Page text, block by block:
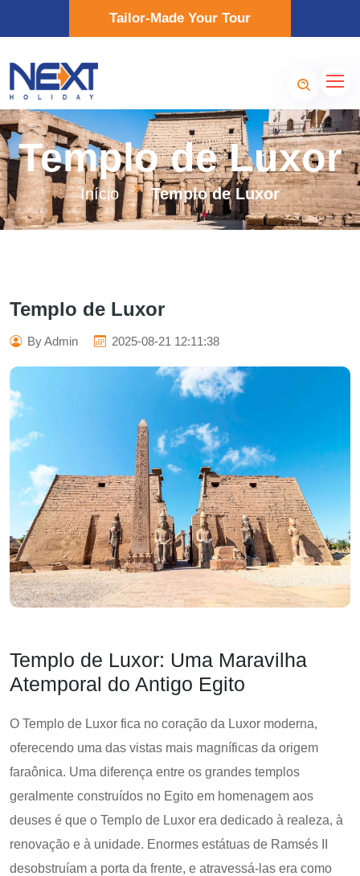
Tailor-Made Your Tour
Templo de Luxor
Início Templo de Luxor
Templo de Luxor
By Admin 2025-08-21 12:11:38
Templo de Luxor: Uma Maravilha
Atemporal do Antigo Egito
O Templo de Luxor fica no coração da Luxor moderna,
oferecendo uma das vistas mais magníficas da origem
faraônica. Uma diferença entre os grandes templos
geralmente construídos no Egito em homenagem aos
deuses é que o Templo de Luxor era dedicado à realeza, à
renovação e à unidade. Enormes estátuas de Ramsés II
desobstruíam a porta da frente, e atravessá-las era como